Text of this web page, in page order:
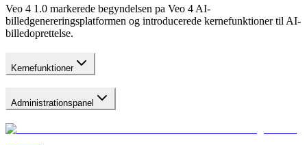
Veo 4 1.0 markerede begyndelsen pa Veo 4 AI-
billedgenereringsplatformen og introducerede kernefunktioner til AI-
billedoprettelse.
Kernefunktioner
Administrationspanel